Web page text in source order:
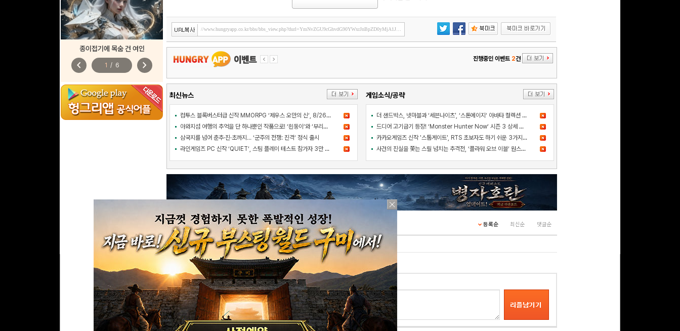
종이접기에 목숨 건 여인
chevron_left 1 / 6 chevron_right 진행중인 이벤트 2건
최신뉴스
컴투스 블록버스터급 신작 MMORPG ‘제우스 오만의 신’, 8/26 출시
아와지섬 여행의 추억을 단 하나뿐인 작품으로! ‘흰둥이’와 ‘부리부리대마왕’의 오리지널 도기 색칠 체험 등장
삼국지를 넘어 춘추·진·초까지… ‘군주의 전쟁: 진격’ 정식 출시
라인게임즈 PC 신작 ‘QUIET’, 스팀 플레이 테스트 참가자 3만 명 돌파
게임소식/공략
더 샌드박스, 넷마블과 ‘세븐나이츠', ‘스톤에이지’ 아바타 컬렉션 출시
드디어 고기굽기 등장! ‘Monster Hunter Now’ 시즌 3 상세 정보 공개
카카오게임즈 신작 '스톰게이트', RTS 초보자도 하기 쉬운 3가지 이유
사건의 진실을 쫓는 스릴 넘치는 추격전, ‘플라워 오브 이블’ 원스토어 정식 출시!
댓글 0 댓글 쓰기 등록순 최신순 댓글순
리플 0건 l 1/0 페이지
리플쓰기 이모티콘 주사위 이미지첨부
문화상품권 10000원
구글 플레이 기프트카드